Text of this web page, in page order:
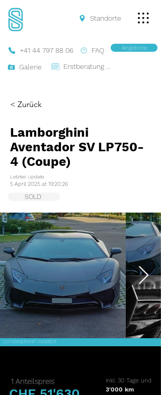
FAQ
+41 44 797 88 06
Galerie
Angebote
Standorte
< Zurück
Lamborghini
Aventador SV LP750-
4 (Coupe)
Letztes Update:
5 April 2025 at 19:20:26
SOLD
CO-OWNERSHIP ANGEBOT
1 Anteilspreis
inkl. 30 Tage und
3'000 km